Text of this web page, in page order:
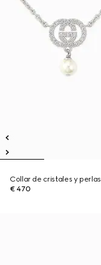
Collar de cristales y perlas
€ 470